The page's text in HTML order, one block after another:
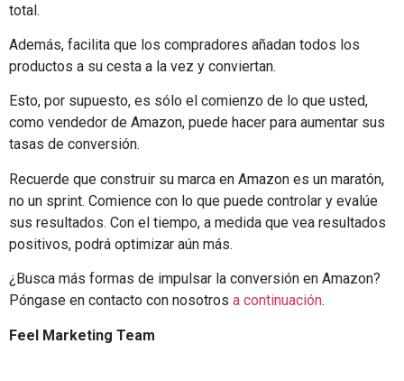
total.
Además, facilita que los compradores añadan todos los
productos a su cesta a la vez y conviertan.
Esto, por supuesto, es sólo el comienzo de lo que usted,
como vendedor de Amazon, puede hacer para aumentar sus
tasas de conversión.
Recuerde que construir su marca en Amazon es un maratón,
no un sprint. Comience con lo que puede controlar y evalúe
sus resultados. Con el tiempo, a medida que vea resultados
positivos, podrá optimizar aún más.
¿Busca más formas de impulsar la conversión en Amazon?
Póngase en contacto con nosotros a continuación.
Feel Marketing Team